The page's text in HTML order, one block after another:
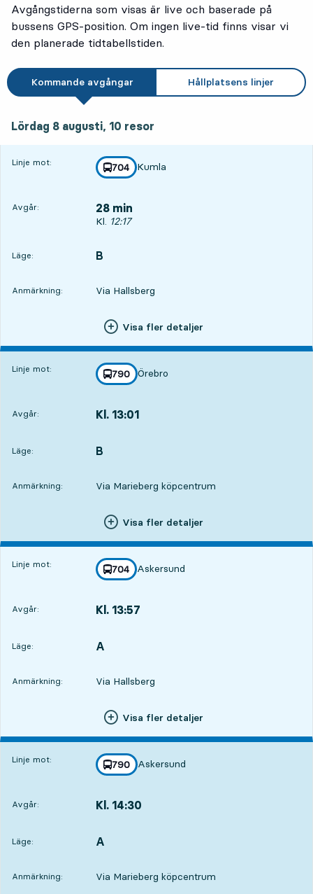
Avgångstiderna som visas är live och baserade på
bussens GPS-position. Om ingen live-tid finns visar vi
den planerade tidtabellstiden.
Kommande avgångar Hållplatsens linjer
Lördag 8 augusti, 10 resor
Linje mot: linje
704
mot
Kumla
,
Avgår: 28 min
Avgår, Kl. 12:17, om 28 min
Kl. 12:17
Läge:
LÄGE, B
,
Anmärkning: Via Hallsberg
Visa fler detaljer
Linje mot: linje
790
mot
Örebro
,
Avgår: Kl. 13:01
Läge:
LÄGE, B
,
Anmärkning: Via Marieberg köpcentrum
Visa fler detaljer
Linje mot: linje
704
mot
Askersund
,
Avgår: Kl. 13:57
Läge:
LÄGE, A
,
Anmärkning: Via Hallsberg
Visa fler detaljer
Linje mot: linje
790
mot
Askersund
,
Avgår: Kl. 14:30
Läge:
LÄGE, A
,
Anmärkning: Via Marieberg köpcentrum